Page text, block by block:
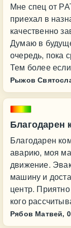
Мне спец от
приехал в
качественно
Думаю в
очередь, пока
Тем более
Рыжов
Благодарен
Благодарен
аварию, моя
движение.
машину и
центр. Приятно
кого
Рябов Матвей,